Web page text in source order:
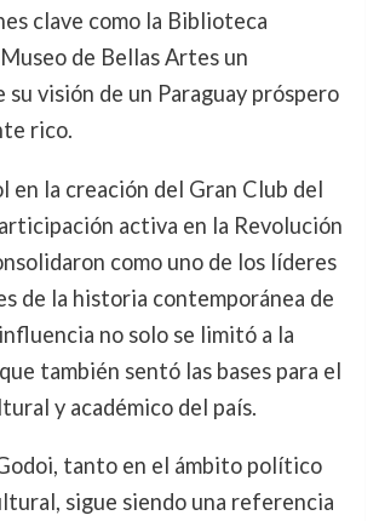
clave como la Biblioteca
de Bellas Artes un
visión de un Paraguay próspero
rico.
en la creación del Gran Club del
activa en la Revolución
como uno de los líderes
de la historia contemporánea de
no solo se limitó a la
también sentó las bases para el
y académico del país.
tanto en el ámbito político
sigue siendo una referencia